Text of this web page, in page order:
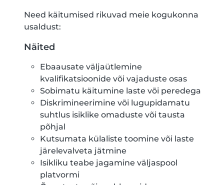
Need käitumised rikuvad meie kogukonna
usaldust:
Näited
Ebaausate väljaütlemine
kvalifikatsioonide või vajaduste osas
Sobimatu käitumine laste või peredega
Diskrimineerimine või lugupidamatu
suhtlus isiklike omaduste või tausta
põhjal
Kutsumata külaliste toomine või laste
järelevalveta jätmine
Isikliku teabe jagamine väljaspool
platvormi